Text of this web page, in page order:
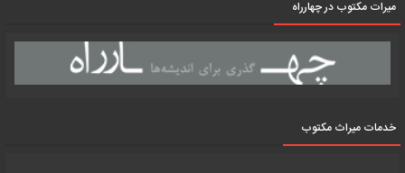
میرات مکتوب در چهارراه
خدمات میراث مکتوب